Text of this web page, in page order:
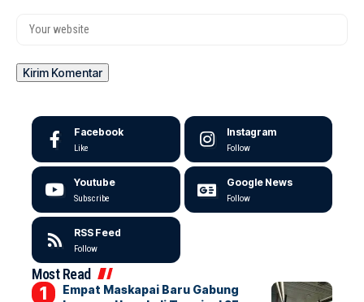
Facebook
Like
Instagram
Follow
Youtube
Subscribe
Google News
Follow
RSS Feed
Follow
Most Read
Empat Maskapai Baru Gabung